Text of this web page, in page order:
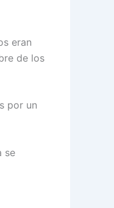
eran
de los
por un
se